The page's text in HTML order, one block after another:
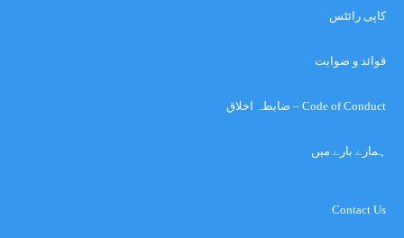
کاپی رائٹس
قوائد و ضوابت
Code of Conduct – ضابطہ اخلاق
ہمارے بارے میں
Contact Us